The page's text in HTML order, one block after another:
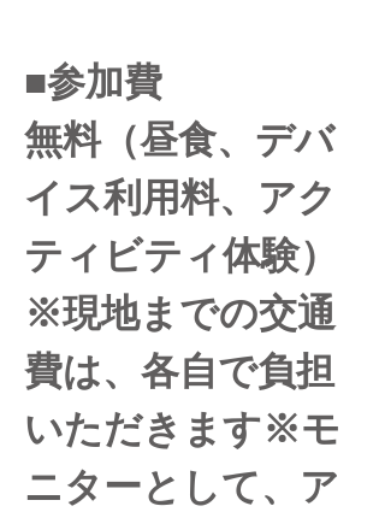
■参加費
無料（昼食、デバ
イス利用料、アク
ティビティ体験）
※現地までの交通
費は、各自で負担
いただきます※モ
ニターとして、ア